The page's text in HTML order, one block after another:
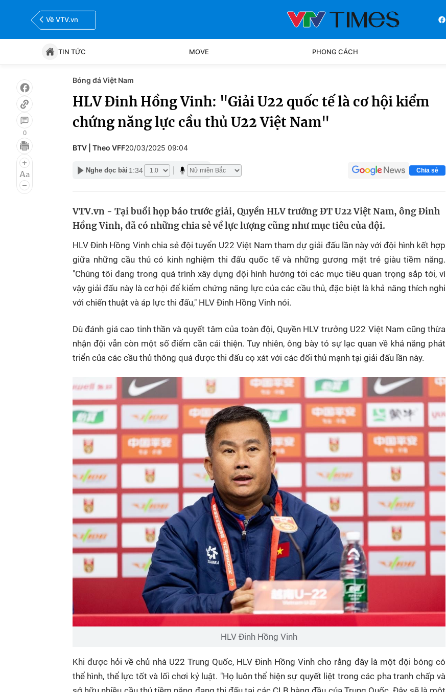
Về VTV.vn
TIN TỨC MOVE PHONG CÁCH
Tin tức
Bóng đá Thể thao Điện tử Các môn khác
0
Bóng đá Việt Nam
HLV Đinh Hồng Vinh: "Giải U22 quốc tế là cơ hội kiểm
chứng năng lực cầu thủ U22 Việt Nam"
BTV | Theo VFF20/03/2025 09:04
Nghe đọc bài 1:34 Chia sẻ
VTV.vn - Tại buổi họp báo trước giải, Quyền HLV trưởng ĐT U22 Việt Nam, ông Đinh
Hồng Vinh, đã có những chia sẻ về lực lượng cũng như mục tiêu của đội.
HLV Đinh Hồng Vinh chia sẻ đội tuyển U22 Việt Nam tham dự giải đấu lần này với đội hình kết hợp
giữa những cầu thủ có kinh nghiệm thi đấu quốc tế và những gương mặt trẻ giàu tiềm năng.
"Chúng tôi đang trong quá trình xây dựng đội hình hướng tới các mục tiêu quan trọng sắp tới, vì
vậy giải đấu này là cơ hội để kiểm chứng năng lực của các cầu thủ, đặc biệt là khả năng thích nghi
với chiến thuật và áp lực thi đấu," HLV Đinh Hồng Vinh nói.
Dù đánh giá cao tinh thần và quyết tâm của toàn đội, Quyền HLV trưởng U22 Việt Nam cũng thừa
nhận đội vẫn còn một số điểm cần cải thiện. Tuy nhiên, ông bày tỏ sự lạc quan về khả năng phát
triển của các cầu thủ thông quá được thi đấu cọ xát với các đối thủ mạnh tại giải đấu lần này.
HLV Đinh Hồng Vinh
Khi được hỏi về chủ nhà U22 Trung Quốc, HLV Đinh Hồng Vinh cho rằng đây là một đội bóng có
thể hình, thể lực tốt và lối chơi kỷ luật. "Họ luôn thể hiện sự quyết liệt trong các pha tranh chấp và